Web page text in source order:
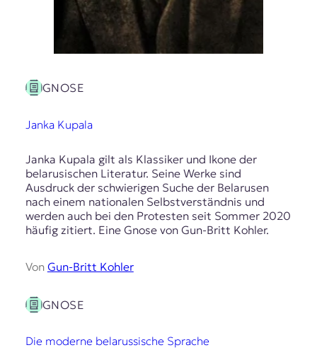
GNOSE
Janka Kupala
Janka Kupala gilt als Klassiker und Ikone der
belarusischen Literatur. Seine Werke sind
Ausdruck der schwierigen Suche der Belarusen
nach einem nationalen Selbstverständnis und
werden auch bei den Protesten seit Sommer 2020
häufig zitiert. Eine Gnose von Gun-Britt Kohler.
Von Gun-Britt Kohler
GNOSE
Die moderne belarussische Sprache